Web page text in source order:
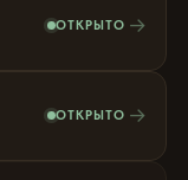
ОТКРЫТО →
ОТКРЫТО →